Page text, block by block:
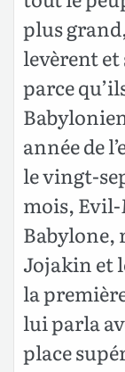
plus
levèrent et
parce
année de
le vingt-
mois,
Babylone,
Jojakin et
la
lui parla
place